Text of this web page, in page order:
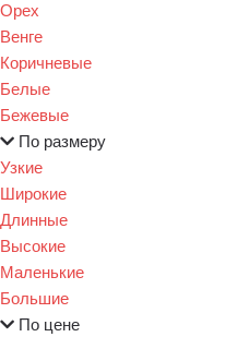
Орех
Венге
Коричневые
Белые
Бежевые
По размеру
Узкие
Широкие
Длинные
Высокие
Маленькие
Большие
По цене